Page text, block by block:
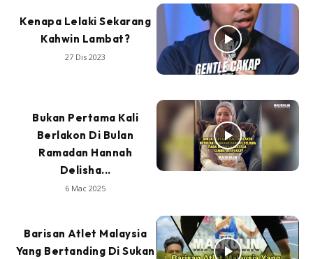
Kenapa Lelaki Sekarang
Kahwin Lambat?
27 Dis 2023
Bukan Pertama Kali
Berlakon Di Bulan
Ramadan Hannah
Delisha...
6 Mac 2025
Barisan Atlet Malaysia
Yang Bertanding Di Sukan